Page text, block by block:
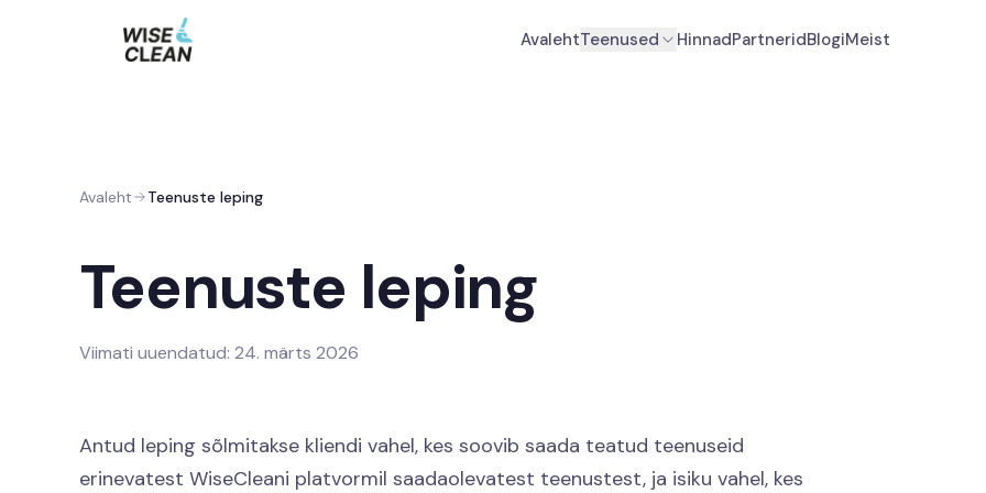
AvalehtTeenused HinnadPartneridBlogiMeist
Avaleht Teenuste leping
Teenuste leping
Viimati uuendatud: 24. märts 2026
Antud leping sõlmitakse kliendi vahel, kes soovib saada teatud teenuseid
erinevatest WiseCleani platvormil saadaolevatest teenustest, ja isiku vahel, kes